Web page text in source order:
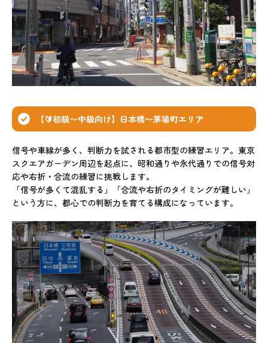
【🔰初級〜中級向け】日本橋〜茅場町エリア
信号や車線が多く、判断力を試される都市型の練習エリア。東京
スクエアガーデン周辺を起点に、昭和通りや永代通りでの信号対
応や右折・合流の練習に挑戦します。
「信号が多くて混乱する」「合流や右折のタイミングが難しい」
という方に、都心での判断力を育てる構成になっています。